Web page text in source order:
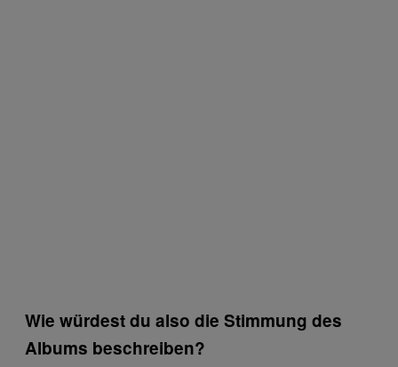
Wie würdest du also die Stimmung des
Albums beschreiben?